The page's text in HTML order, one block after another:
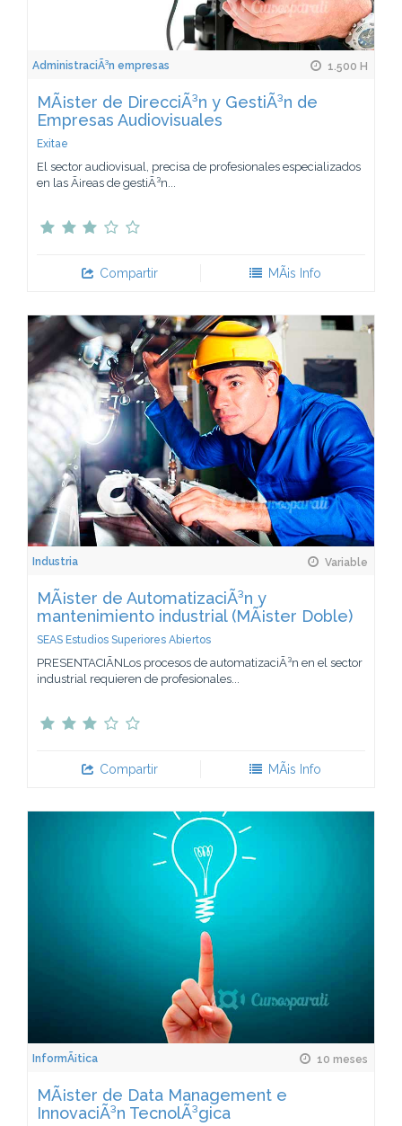
AdministraciÃ³n empresas 1.500 H
MÃ¡ster de DirecciÃ³n y GestiÃ³n de
Empresas Audiovisuales
Exitae
El sector audiovisual, precisa de profesionales especializados
en las Ã¡reas de gestiÃ³n...
Compartir MÃ¡s Info
Industria Variable
MÃ¡ster de AutomatizaciÃ³n y
mantenimiento industrial (MÃ¡ster Doble)
SEAS Estudios Superiores Abiertos
PRESENTACIÃNLos procesos de automatizaciÃ³n en el sector
industrial requieren de profesionales...
Compartir MÃ¡s Info
InformÃ¡tica 10 meses
MÃ¡ster de Data Management e
InnovaciÃ³n TecnolÃ³gica